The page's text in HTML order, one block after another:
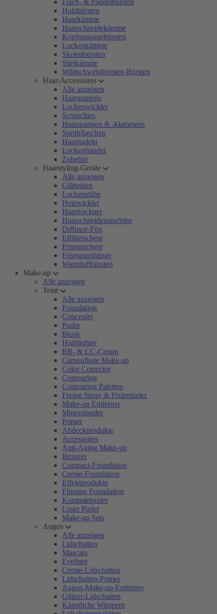
Flach- & Paddelbürsten
Holzbürsten
Haarkämme
Haarschneidekämme
Kopfmassagebürsten
Lockenkämme
Skelettbürsten
Stielkämme
Wildschweinborsten-Bürsten
Haar-Accessoires
Alle anzeigen
Haargummis
Lockenwickler
Scrunchies
Haarspangen & -klammern
Sprühflaschen
Haarnadeln
Lockenbänder
Zubehör
Haarstyling-Geräte
Alle anzeigen
Glätteisen
Lockenstäbe
Heizwickler
Haartrockner
Haarschneidemaschine
Diffusor-Fön
Effilierschere
Friseurschere
Friseurumhänge
Warmluftbürsten
Make-up
Alle anzeigen
Teint
Alle anzeigen
Foundation
Concealer
Puder
Blush
Highlighter
BB- & CC-Cream
Camouflage Make-up
Color Corrector
Contouring
Contouring Paletten
Fixing Spray & Fixierpuder
Make-up Entferner
Mineralpuder
Primer
Abdeckprodukte
Accessoires
Anti-Aging Make-up
Bronzer
Compact-Foundation
Creme-Foundation
Effektprodukte
Flüssige Foundation
Kompaktpuder
Loser Puder
Make-up Sets
Augen
Alle anzeigen
Lidschatten
Mascara
Eyeliner
Creme-Lidschatten
Lidschatten-Primer
Augen-Make-up-Entferner
Glitzer-Lidschatten
Künstliche Wimpern